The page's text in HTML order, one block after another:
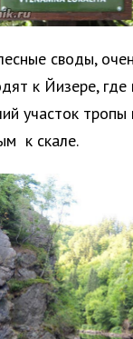
своды,
к Йизере,
участок тропы
к скале.